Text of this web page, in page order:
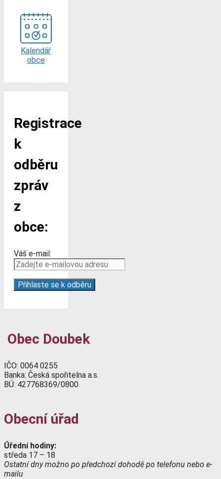
Kalendář
obce
Registrace
k
odběru
zpráv
z
obce:
Váš e-mail:
Obec Doubek
IČO: 0064 0255
Banka: Česká spořitelna a.s.
BÚ: 427768369/0800
Obecní úřad
Úřední hodiny:
středa 17 – 18
Ostatní dny možno po předchozí dohodě po telefonu nebo e-
mailu